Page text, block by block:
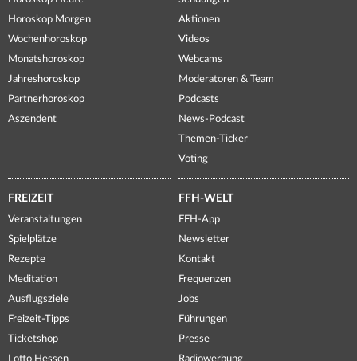
Horoskop Morgen
Wochenhoroskop
Monatshoroskop
Jahreshoroskop
Partnerhoroskop
Aszendent
Aktionen
Videos
Webcams
Moderatoren & Team
Podcasts
News-Podcast
Themen-Ticker
Voting
FREIZEIT
Veranstaltungen
Spielplätze
Rezepte
Meditation
Ausflugsziele
Freizeit-Tipps
Ticketshop
Lotto Hessen
FFH-WELT
FFH-App
Newsletter
Kontakt
Frequenzen
Jobs
Führungen
Presse
Radiowerbung